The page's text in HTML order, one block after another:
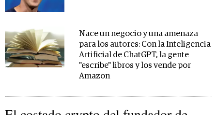
Nace un negocio y una amenaza
para los autores: Con la Inteligencia
Artificial de ChatGPT, la gente
"escribe" libros y los vende por
Amazon